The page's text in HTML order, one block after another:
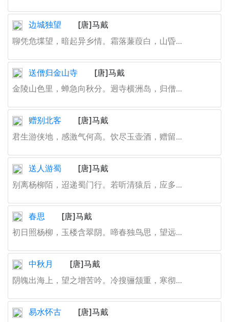
边城独望
[唐]马戴
聊凭危堞望，暗起异乡情。霜落蒹葭白，山昏...
送僧归金山寺
[唐]马戴
金陵山色里，蝉急向秋分。迥寺横洲岛，归僧...
赠别北客
[唐]马戴
君生游侠地，感激气何高。饮尽玉壶酒，赠留...
送人游蜀
[唐]马戴
别离杨柳陌，迢递蜀门行。若听清猿后，应多...
春思
[唐]马戴
初日照杨柳，玉楼含翠阴。啼春独鸟思，望远...
中秋月
[唐]马戴
阴魄出海上，望之增苦吟。冷搜骊颔重，寒彻...
易水怀古
[唐]马戴